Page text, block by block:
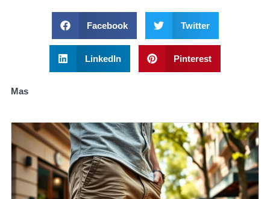
Facebook Twitter
LinkedIn Pinterest
Mas